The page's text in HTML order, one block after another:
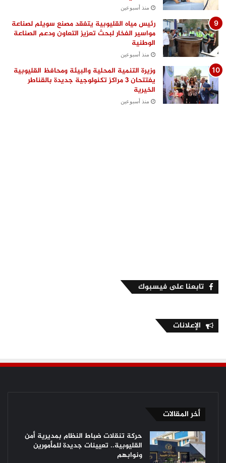
منذ أسبوعين
رئيس مياه القليوبية يتفقد مصنع سويلم لصناعة
مواسير الفخار لبحث تعزيز التعاون ودعم الصناعة
الوطنية
منذ أسبوعين
وزيرة التنمية المحلية والبيئة ومحافظ القليوبية
يفتتحان 3 مراكز تكنولوجية جديدة بالقناطر
الخيرية
منذ أسبوعين
تابعنا على فيسبوك
الإعلانات
أخر المقالات
حركة تنقلات ضباط النظام بمديرية أمن
القليوبية.. تعيينات جديدة للمأمورين
ونوابهم